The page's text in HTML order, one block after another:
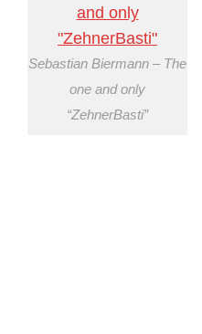
Sebastian Biermann – The
one and only
“ZehnerBasti”